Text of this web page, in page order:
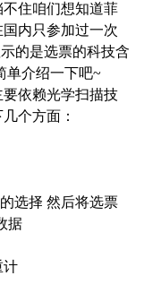
住咱们想知道菲
内只参加过一次
的是选票的科技含
单介绍一下吧~
依赖光学扫描技
个方面：
选择 然后将选票
据
计